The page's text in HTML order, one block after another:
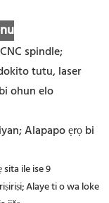
spindle;
tutu, laser
ohun elo
Alapapo ẹrọ bi
Alaye ti o wa loke